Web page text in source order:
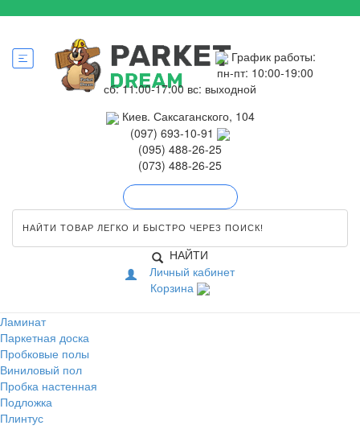
График работы:
пн-пт: 10:00-19:00
сб: 11:00-17:00 вс: выходной
Киев. Саксаганского, 104
(097) 693-10-91
(095) 488-26-25
(073) 488-26-25
НАЙТИ
Личный кабинет
Корзина
Ламинат
Паркетная доска
Пробковые полы
Виниловый пол
Пробка настенная
Подложка
Плинтус